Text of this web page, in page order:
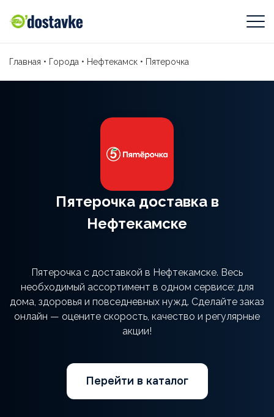
Главная • Города • Нефтекамск • Пятерочка
Пятерочка доставка в
Нефтекамске
Пятерочка с доставкой в Нефтекамске. Весь
необходимый ассортимент в одном сервисе: для
дома, здоровья и повседневных нужд. Сделайте заказ
онлайн — оцените скорость, качество и регулярные
акции!
Перейти в каталог